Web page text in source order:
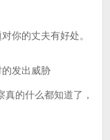
你的丈夫有好处。
发出威胁
的什么都知道了，